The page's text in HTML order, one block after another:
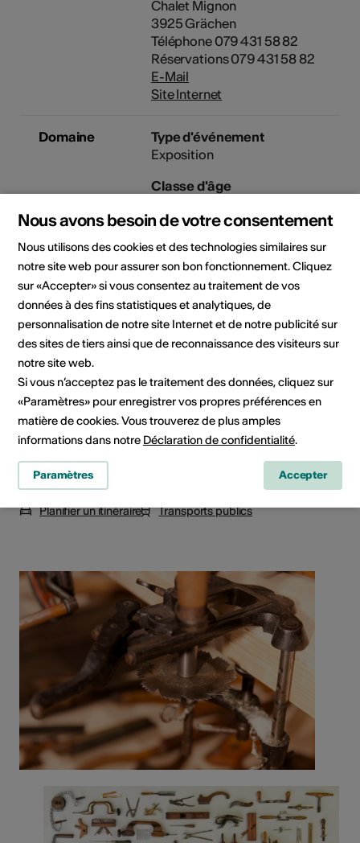
Chalet Mignon
3925 Grächen
Téléphone 079 431 58 82
Réservations 079 431 58 82
E-Mail
Site Internet
Domaine
Type d'événement
Exposition
Classe d'âge
Lieu de l'événement
Chalet Mignon, 3925 Grächen
Planifier un itinéraire
Transports publics
Nous avons besoin de votre consentement
Nous utilisons des cookies et des technologies similaires sur
notre site web pour assurer son bon fonctionnement. Cliquez
sur «Accepter» si vous consentez au traitement de vos
données à des fins statistiques et analytiques, de
personnalisation de notre site Internet et de notre publicité sur
des sites de tiers ainsi que de reconnaissance des visiteurs sur
notre site web.
Si vous n’acceptez pas le traitement des données, cliquez sur
«Paramètres» pour enregistrer vos propres préférences en
matière de cookies. Vous trouverez de plus amples
informations dans notre Déclaration de confidentialité.
Paramètres Accepter